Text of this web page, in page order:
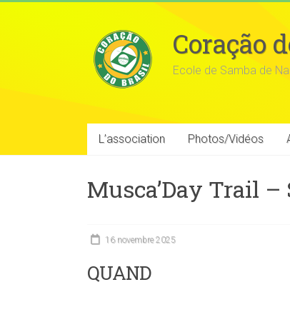
Coração
Ecole de Samba de
L’association Photos/Vidéos
Musca’Day Trail
16 novembre 2025
QUAND